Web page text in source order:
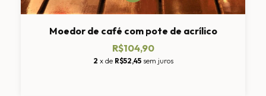
Moedor de café com pote de acrílico
R$104,90
2 x de R$52,45 sem juros